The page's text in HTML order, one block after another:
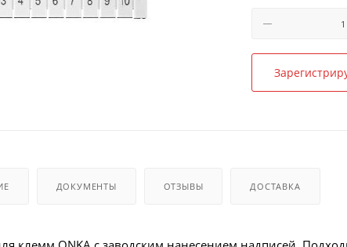
ДОКУМЕНТЫ ОТЗЫВЫ ДОСТАВКА